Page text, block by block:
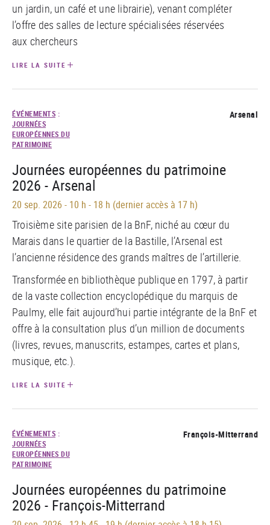
un jardin, un café et une librairie), venant compléter
l’offre des salles de lecture spécialisées réservées
aux chercheurs
LIRE LA SUITE
ÉVÉNEMENTS :
JOURNÉES
EUROPÉENNES DU
PATRIMOINE
Arsenal
Journées européennes du patrimoine
2026 - Arsenal
20 sep. 2026 - 10 h - 18 h (dernier accès à 17 h)
Troisième site parisien de la BnF, niché au cœur du
Marais dans le quartier de la Bastille, l’Arsenal est
l’ancienne résidence des grands maîtres de l’artillerie.
Transformée en bibliothèque publique en 1797, à partir
de la vaste collection encyclopédique du marquis de
Paulmy, elle fait aujourd’hui partie intégrante de la BnF et
offre à la consultation plus d’un million de documents
(livres, revues, manuscrits, estampes, cartes et plans,
musique, etc.).
LIRE LA SUITE
ÉVÉNEMENTS :
JOURNÉES
EUROPÉENNES DU
PATRIMOINE
François-Mitterrand
Journées européennes du patrimoine
2026 - François-Mitterrand